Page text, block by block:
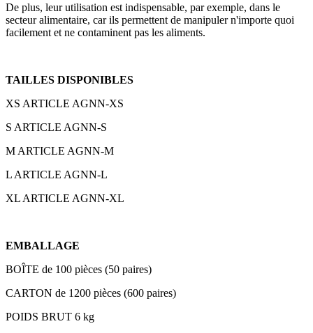
De plus, leur utilisation est indispensable, par exemple, dans le
secteur alimentaire, car ils permettent de manipuler n'importe quoi
facilement et ne contaminent pas les aliments.
TAILLES DISPONIBLES
XS ARTICLE AGNN-XS
S ARTICLE AGNN-S
M ARTICLE AGNN-M
L ARTICLE AGNN-L
XL ARTICLE AGNN-XL
EMBALLAGE
BOÎTE de 100 pièces (50 paires)
CARTON de 1200 pièces (600 paires)
POIDS BRUT 6 kg